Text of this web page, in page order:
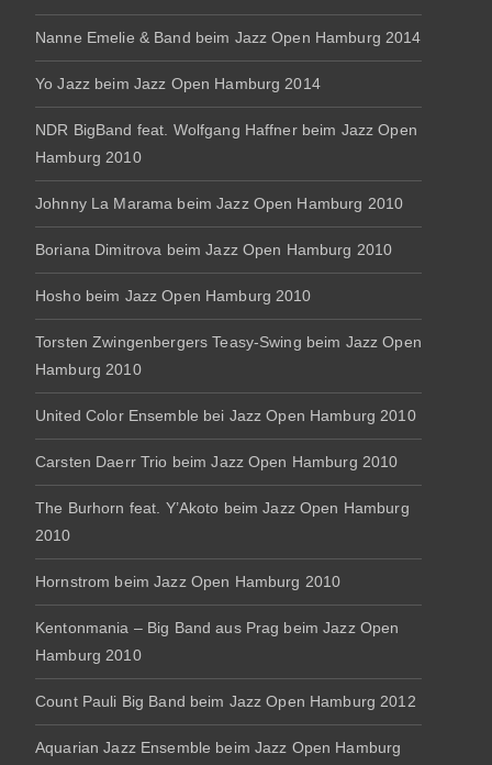
Nanne Emelie & Band beim Jazz Open Hamburg 2014
Yo Jazz beim Jazz Open Hamburg 2014
NDR BigBand feat. Wolfgang Haffner beim Jazz Open
Hamburg 2010
Johnny La Marama beim Jazz Open Hamburg 2010
Boriana Dimitrova beim Jazz Open Hamburg 2010
Hosho beim Jazz Open Hamburg 2010
Torsten Zwingenbergers Teasy-Swing beim Jazz Open
Hamburg 2010
United Color Ensemble bei Jazz Open Hamburg 2010
Carsten Daerr Trio beim Jazz Open Hamburg 2010
The Burhorn feat. Y’Akoto beim Jazz Open Hamburg
2010
Hornstrom beim Jazz Open Hamburg 2010
Kentonmania – Big Band aus Prag beim Jazz Open
Hamburg 2010
Count Pauli Big Band beim Jazz Open Hamburg 2012
Aquarian Jazz Ensemble beim Jazz Open Hamburg